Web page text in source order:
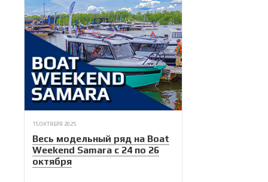
15 ОКТЯБРЯ 2025
Весь модельный ряд на Boat
Weekend Samara с 24 по 26
октября